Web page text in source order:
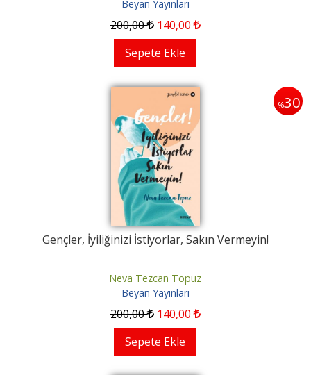
Beyan Yayınları
200,00 140,00
Sepete Ekle
%30
Gençler, İyiliğinizi İstiyorlar, Sakın Vermeyin!
Neva Tezcan Topuz
Beyan Yayınları
200,00 140,00
Sepete Ekle